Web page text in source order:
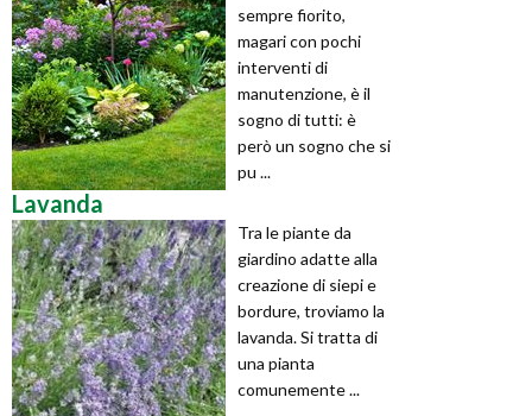
sempre fiorito,
magari con pochi
interventi di
manutenzione, è il
sogno di tutti: è
però un sogno che si
pu ...
Lavanda
Tra le piante da
giardino adatte alla
creazione di siepi e
bordure, troviamo la
lavanda. Si tratta di
una pianta
comunemente ...